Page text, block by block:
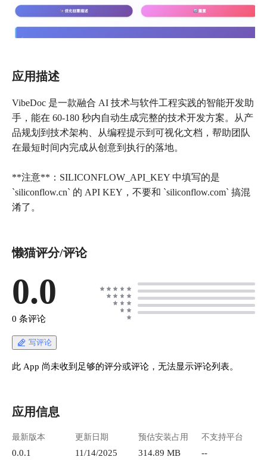
应用描述
VibeDoc 是一款融合 AI 技术与软件工程实践的智能开发助
手，能在 60-180 秒内自动生成完整的技术开发方案。从产
品规划到技术架构、从编程提示到可视化文档，帮助团队
在最短时间内完成从创意到执行的落地。
**注意**：SILICONFLOW_API_KEY 中填写的是
`siliconflow.cn` 的 API KEY，不要和 `siliconflow.com` 搞混
淆了。
懒猫评分/评论
0.0
0 条评论
写评论
此 App 尚未收到足够的评分或评论，无法显示评论列表。
应用信息
最新版本
0.0.1
更新日期
11/14/2025
预估安装占用
314.89 MB
不支持平台
--